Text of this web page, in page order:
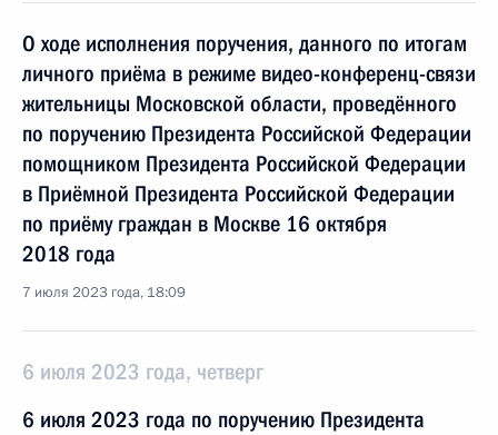
О ходе исполнения поручения, данного по итогам
личного приёма в режиме видео-конференц-связи
жительницы Московской области, проведённого
по поручению Президента Российской Федерации
помощником Президента Российской Федерации
в Приёмной Президента Российской Федерации
по приёму граждан в Москве 16 октября
2018 года
7 июля 2023 года, 18:09
6 июля 2023 года, четверг
6 июля 2023 года по поручению Президента